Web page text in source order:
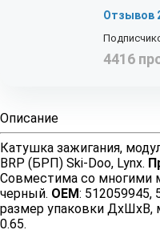
Отзывов
4416
Описание
Катушка зажигания,
BRP (БРП) Ski-Doo, Lynx.
Совместима со многими
черный. OEM: 512059945,
размер упаковки ДхШхВ,
0.65.